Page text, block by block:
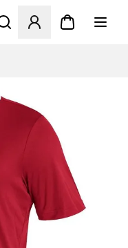
Modal za prijavo ali